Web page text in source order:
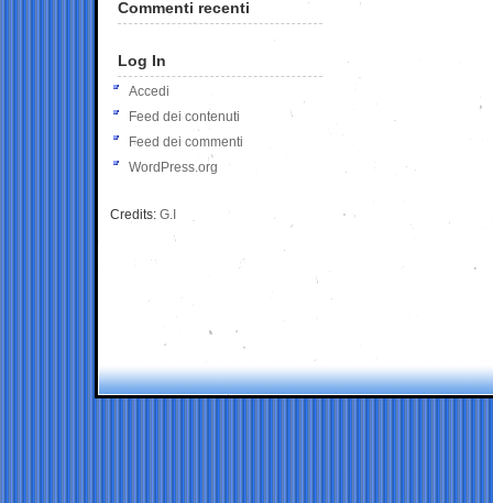
Commenti recenti
Log In
Accedi
Feed dei contenuti
Feed dei commenti
WordPress.org
Credits: G.I